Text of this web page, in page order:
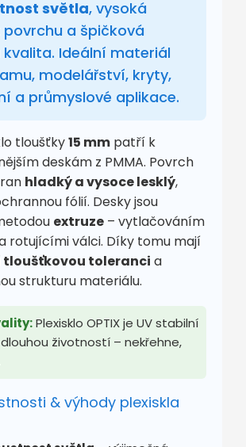
světla, vysoká
povrchu a špičková
Ideální materiál
modelářství, kryty,
a průmyslové aplikace.
tloušťky15 mm patří k
deskám z PMMA. Povrch
hladký a vysoce lesklý,
fólií. Desky jsou
extruze – vytlačováním
rotujícími válci. Díky tomu mají
toleranci a
strukturu materiálu.
Plexisklo OPTIX je UV stabilní
životností – nekřehne,
& výhody plexiskla